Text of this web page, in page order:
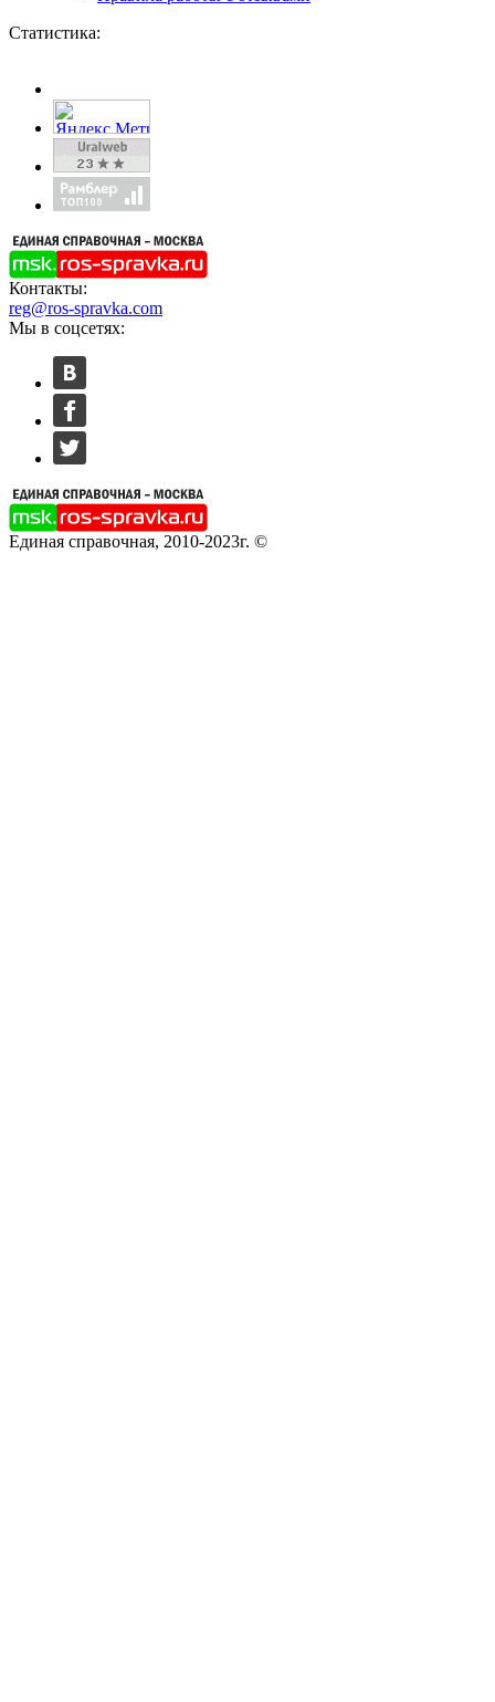
Статистика:
Контакты:
reg@ros-spravka.com
Мы в соцсетях:
Единая справочная, 2010-2023г. ©